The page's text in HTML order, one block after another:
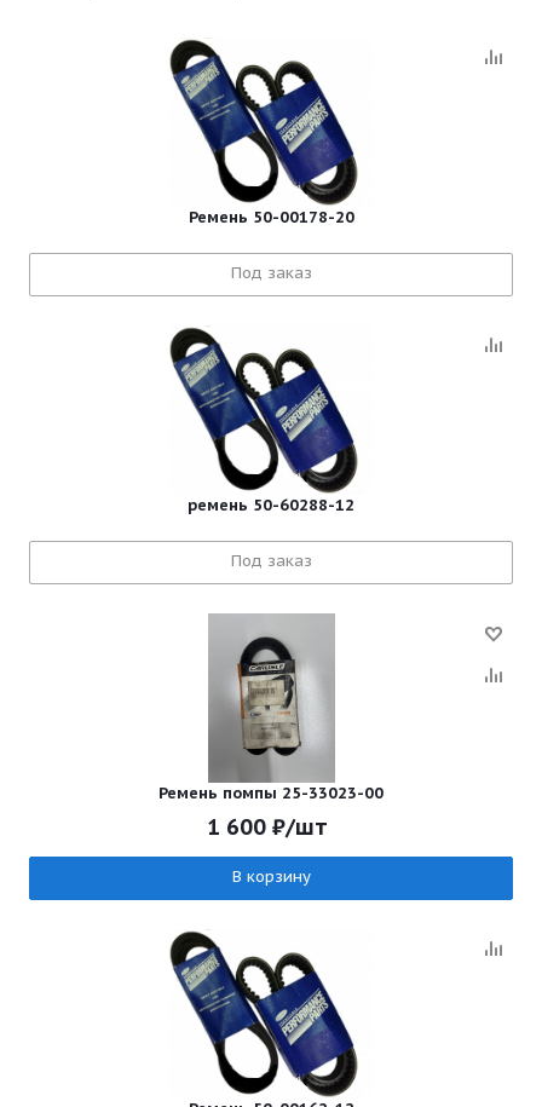
Ремень 50-00178-20
Под заказ
ремень 50-60288-12
Под заказ
Ремень помпы 25-33023-00
1 600₽/шт
В корзину